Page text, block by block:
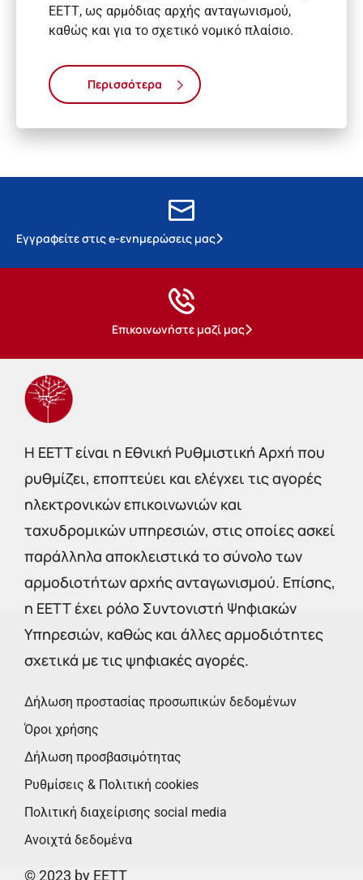
ΕΕΤΤ, ως αρμόδιας αρχής ανταγωνισμού,
καθώς και για το σχετικό νομικό πλαίσιο.
Περισσότερα
Εγγραφείτε στις e-ενημερώσεις μας
Επικοινωνήστε μαζί μας
Η EETT είναι η Εθνική Ρυθμιστική Αρχή που
ρυθμίζει, εποπτεύει και ελέγχει τις αγορές
ηλεκτρονικών επικοινωνιών και
ταχυδρομικών υπηρεσιών, στις οποίες ασκεί
παράλληλα αποκλειστικά το σύνολο των
αρμοδιοτήτων αρχής ανταγωνισμού. Επίσης,
η ΕΕΤΤ έχει ρόλο Συντονιστή Ψηφιακών
Υπηρεσιών, καθώς και άλλες αρμοδιότητες
σχετικά με τις ψηφιακές αγορές.
Δήλωση προστασίας προσωπικών δεδομένων
Όροι χρήσης
Δήλωση προσβασιμότητας
Ρυθμίσεις & Πολιτική cookies
Πολιτική διαχείρισης social media
Ανοιχτά δεδομένα
© 2023 by EETT